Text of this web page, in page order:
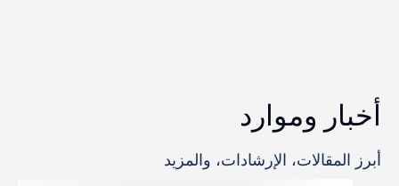
أخبار وموارد
أبرز المقالات، الإرشادات، والمزيد